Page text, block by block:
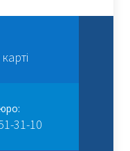
31-10